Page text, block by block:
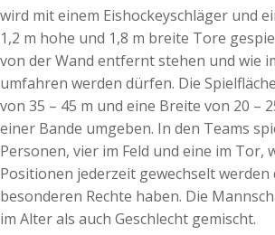
wird mit einem Eishockeyschläger und
1,2 m hohe und 1,8 m breite Tore
von der Wand entfernt stehen und wie
umfahren werden dürfen. Die
von 35 – 45 m und eine Breite von 20 –
einer Bande umgeben. In den Teams
Personen, vier im Feld und eine im Tor,
Positionen jederzeit gewechselt
besonderen Rechte haben. Die
im Alter als auch Geschlecht gemischt.